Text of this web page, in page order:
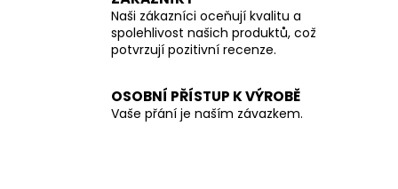
Naši zákazníci oceňují kvalitu a
spolehlivost našich produktů, což
potvrzují pozitivní recenze.
OSOBNÍ PŘÍSTUP K VÝROBĚ
Vaše přání je naším závazkem.